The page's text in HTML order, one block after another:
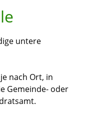
untere
nach Ort, in
Gemeinde- oder